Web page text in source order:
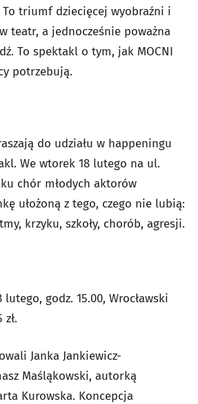
triumf dziecięcej wyobraźni i
teatr, a jednocześnie poważna
To spektakl o tym, jak MOCNI
potrzebują.
do udziału w happeningu
We wtorek 18 lutego na ul.
chór młodych aktorów
ułożoną z tego, czego nie lubią:
krzyku, szkoły, chorób, agresji.
lutego, godz. 15.00, Wrocławski
Janka Jankiewicz-
Maśląkowski, autorką
Kurowska. Koncepcja